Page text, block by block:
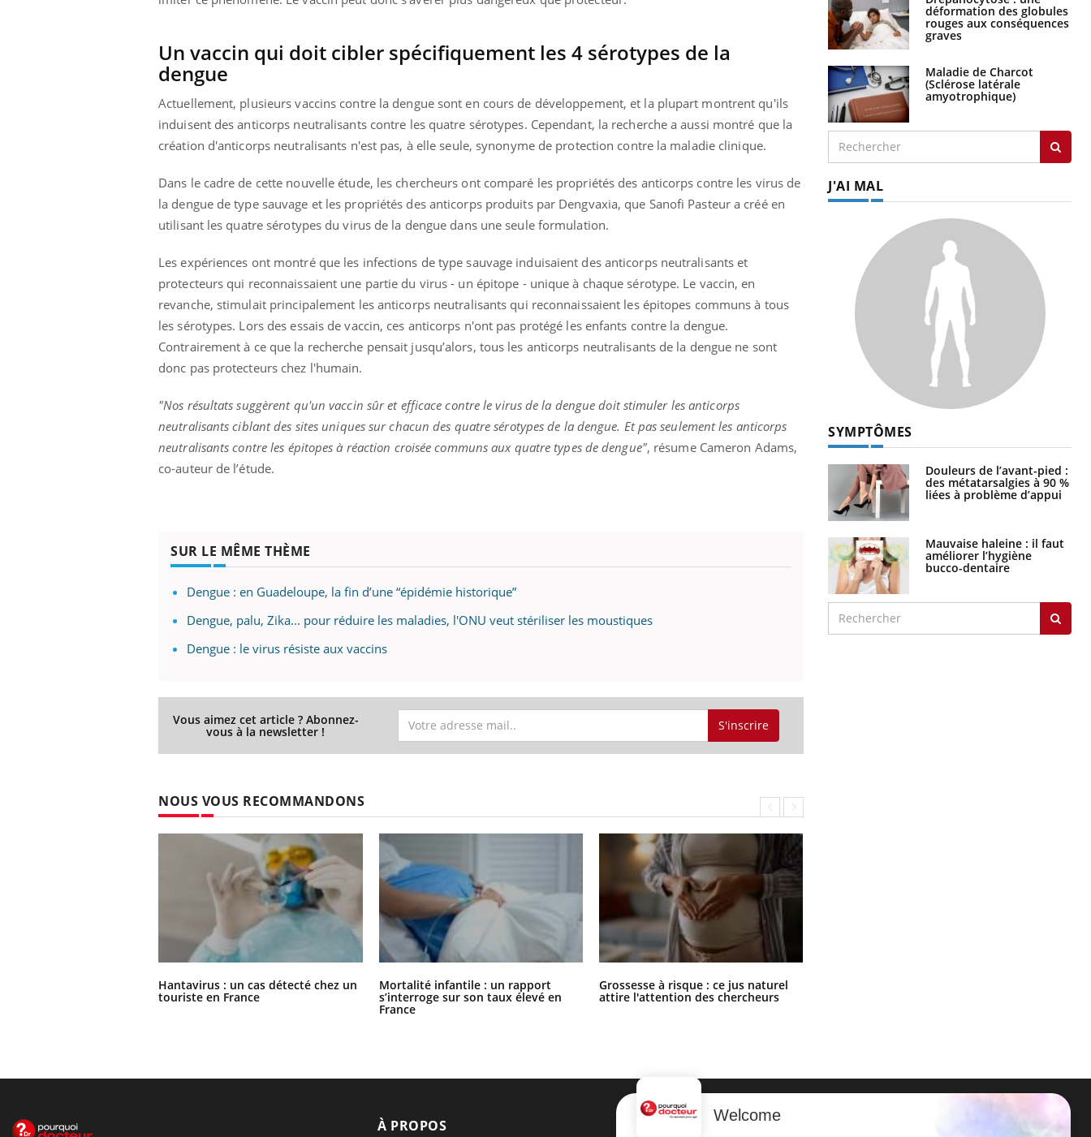
Un vaccin qui doit cibler spécifiquement les 4 sérotypes de la
dengue
Actuellement, plusieurs vaccins contre la dengue sont en cours de développement, et la plupart montrent qu'ils
induisent des anticorps neutralisants contre les quatre sérotypes. Cependant, la recherche a aussi montré que la
création d'anticorps neutralisants n'est pas, à elle seule, synonyme de protection contre la maladie clinique.
Dans le cadre de cette nouvelle étude, les chercheurs ont comparé les propriétés des anticorps contre les virus de
la dengue de type sauvage et les propriétés des anticorps produits par Dengvaxia, que Sanofi Pasteur a créé en
utilisant les quatre sérotypes du virus de la dengue dans une seule formulation.
Les expériences ont montré que les infections de type sauvage induisaient des anticorps neutralisants et
protecteurs qui reconnaissaient une partie du virus - un épitope - unique à chaque sérotype. Le vaccin, en
revanche, stimulait principalement les anticorps neutralisants qui reconnaissaient les épitopes communs à tous
les sérotypes. Lors des essais de vaccin, ces anticorps n'ont pas protégé les enfants contre la dengue.
Contrairement à ce que la recherche pensait jusqu’alors, tous les anticorps neutralisants de la dengue ne sont
donc pas protecteurs chez l'humain.
"Nos résultats suggèrent qu'un vaccin sûr et efficace contre le virus de la dengue doit stimuler les anticorps
neutralisants ciblant des sites uniques sur chacun des quatre sérotypes de la dengue. Et pas seulement les anticorps
neutralisants contre les épitopes à réaction croisée communs aux quatre types de dengue", résume Cameron Adams,
co-auteur de l’étude.
SUR LE MÊME THÈME
Dengue : en Guadeloupe, la fin d’une “épidémie historique”
Dengue, palu, Zika... pour réduire les maladies, l'ONU veut stériliser les moustiques
Dengue : le virus résiste aux vaccins
Vous aimez cet article ? Abonnez-
vous à la newsletter ! S'inscrire
NOUS VOUS RECOMMANDONS
Hantavirus : un cas détecté chez un
touriste en France
Mortalité infantile : un rapport
s’interroge sur son taux élevé en
France
Grossesse à risque : ce jus naturel
attire l'attention des chercheurs
déformation des globules
rouges aux conséquences
graves
Maladie de Charcot
(Sclérose latérale
amyotrophique)
J'AI MAL
SYMPTÔMES
Douleurs de l’avant-pied :
des métatarsalgies à 90 %
liées à problème d’appui
Mauvaise haleine : il faut
améliorer l’hygiène
bucco-dentaire
À PROPOS NEWSLETTER
Welcome